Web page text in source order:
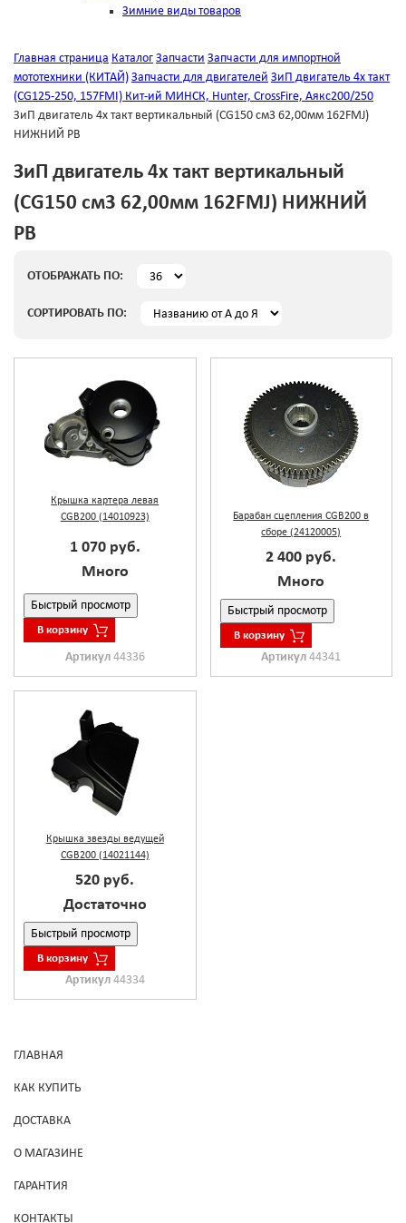
Зимние виды товаров
Главная страница Каталог Запчасти Запчасти для импортной
мототехники (КИТАЙ) Запчасти для двигателей ЗиП двигатель 4х такт
(CG125-250, 157FMI) Кит-ий МИНСК, Hunter, CrossFire, Аякс200/250
ЗиП двигатель 4х такт вертикальный (CG150 см3 62,00мм 162FMJ)
НИЖНИЙ РВ
ЗиП двигатель 4х такт вертикальный
(CG150 см3 62,00мм 162FMJ) НИЖНИЙ
РВ
ОТОБРАЖАТЬ ПО:
СОРТИРОВАТЬ ПО:
Крышка картера левая
CGB200 (14010923)
1 070 руб.
Много
Быстрый просмотр
В корзину
Артикул 44336
Барабан сцепления CGB200 в
сборе (24120005)
2 400 руб.
Много
Быстрый просмотр
В корзину
Артикул44341
Крышка звезды ведущей
CGB200 (14021144)
520 руб.
Достаточно
Быстрый просмотр
В корзину
Артикул 44334
ГЛАВНАЯ
КАК КУПИТЬ
ДОСТАВКА
О МАГАЗИНЕ
ГАРАНТИЯ
КОНТАКТЫ